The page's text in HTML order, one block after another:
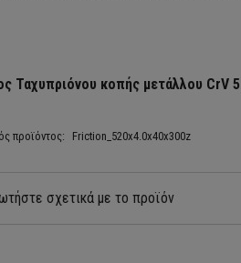
Ταχυπριόνου κοπής μετάλλου CrV
προϊόντος: Friction_520x4.0x40x300z
σχετικά με το προϊόν